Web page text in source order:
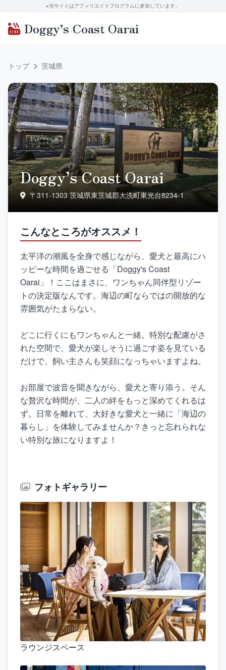
※当サイトはアフィリエイトプログラムに参加しています。
Doggy’s Coast Oarai
トップ 茨城県
Doggy’s Coast Oarai
〒311-1303 茨城県東茨城郡大洗町東光台8234‐1
こんなところがオススメ！
太平洋の潮風を全身で感じながら、愛犬と最高にハ
ッピーな時間を過ごせる「Doggy's Coast
Oarai」！ここはまさに、ワンちゃん同伴型リゾー
トの決定版なんです。海辺の町ならではの開放的な
雰囲気がたまらない。
どこに行くにもワンちゃんと一緒。特別な配慮がさ
れた空間で、愛犬が楽しそうに過ごす姿を見ている
だけで、飼い主さんも笑顔になっちゃいますよね。
お部屋で波音を聞きながら、愛犬と寄り添う。そん
な贅沢な時間が、二人の絆をもっと深めてくれるは
ず。日常を離れて、大好きな愛犬と一緒に「海辺の
暮らし」を体験してみませんか？きっと忘れられな
い特別な旅になりますよ！
フォトギャラリー
ラウンジスペース